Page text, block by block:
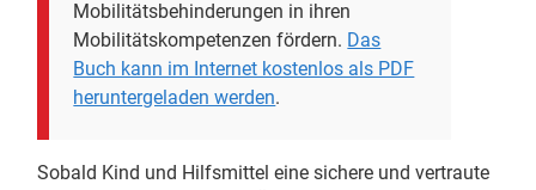
Mobilitätsbehinderungen in ihren
Mobilitätskompetenzen fördern. Das
Buch kann im Internet kostenlos als PDF
heruntergeladen werden.
Sobald Kind und Hilfsmittel eine sichere und vertraute